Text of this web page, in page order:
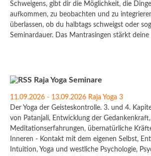
Schweigens, gibt dir die Möglichkeit, die
aufkommen, zu beobachten und zu
überlassen, ob du halbtags schweigst oder
Seminardauer. Das Mantrasingen stärkt
Raja Yoga Seminare
11.09.2026 - 13.09.2026 Raja Yoga 3
Der Yoga der Geisteskontrolle. 3. und 4.
von Patanjali, Entwicklung der Gedankenkraft,
Meditationserfahrungen, übernatürliche
Inneren - Kontakt mit dem eigenen Selbst,
Intuition, Yoga und westliche Psychologie,